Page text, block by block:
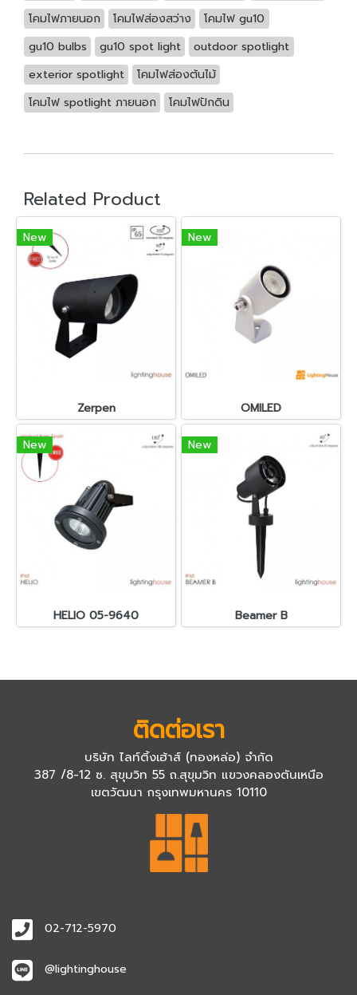
โคมไฟภายนอก
โคมไฟส่องสว่าง
โคมไฟ gu10
gu10 bulbs
gu10 spot light
outdoor spotlight
exterior spotlight
โคมไฟส่องต้นไม้
โคมไฟ spotlight ภายนอก
โคมไฟปักดิน
Related Product
New
Zerpen
New
OMILED
New
HELIO 05-9640
New
Beamer B
ติดต่อเรา
บริษัท ไลท์ติ้งเฮ้าส์ (ทองหล่อ) จำกัด
387 /8-12 ซ. สุขุมวิท 55 ถ.สุขุมวิท แขวงคลองตันเหนือ
เขตวัฒนา กรุงเทพมหานคร 10110
02-712-5970
@lightinghouse